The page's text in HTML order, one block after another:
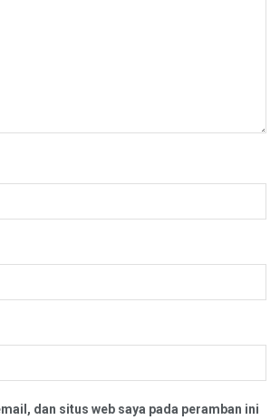
dan situs web saya pada peramban ini